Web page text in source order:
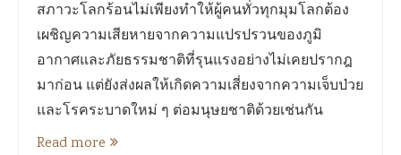
สภาวะโลกร้อนไม่เพียงทำให้ผู้คนทั่วทุกมุมโลกต้อง
เผชิญความเสียหายจากความแปรปรวนของภูมิ
อากาศและภัยธรรมชาติที่รุนแรงอย่างไม่เคยปรากฎ
มาก่อน แต่ยังส่งผลให้เกิดความเสี่ยงจากความเจ็บป่วย
และโรคระบาดใหม่ ๆ ต่อมนุษยชาติด้วยเช่นกัน
Read more